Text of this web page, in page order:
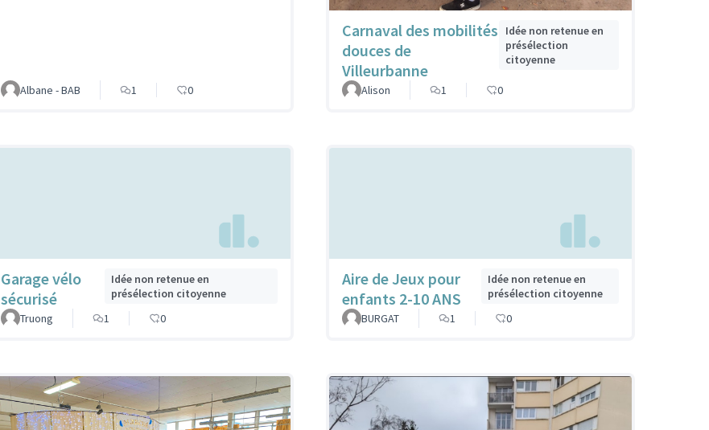
Albane - BAB 1 0
Carnaval des mobilités
douces de
Villeurbanne
Idée non retenue en
présélection
citoyenne
Alison 1 0
Garage vélo
sécurisé
Idée non retenue en
présélection citoyenne
Truong
1 0
Aire de Jeux pour
enfants 2-10 ANS
Idée non retenue en
présélection citoyenne
BURGAT
1 0